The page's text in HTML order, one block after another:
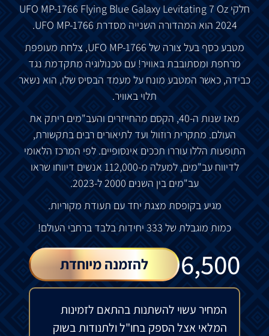
חלקי UFO MP-1766 Flying Blue Galaxy Levitating 7 Oz
2024 הוא המהדורה השנייה מסדרת
מטבעכסף בעל צורה של צלחת מעופפת
מרחפת ומסתובבתבאוויר! עם טכנולוגיה מתקדמת נגד
כבידה, כאשר המטבע מונח על מעמד הבסיס שלו, הוא נשאר
תלוי באוויר.
מאז שנות ה-40, הקסם מהחייזרים והעב"מים ריתק את
העולם. מתקריתרוזוול ועד לתיאורים רבים בתקשורת,
התופעות הללו עוררו תככים אינסופיים.לפי המרכז הלאומי
לדיווח עב"מים,למעלה מ-112,000 אנשים דיווחו שראו
עב"מים בין השנים ל-2023.
מגיעבקופסת מצגת יחד עם תעודת מקוריות.
כמות מוגבלת של יחידותבלבד ברחבי העולם!
6,500
₪ להזמנה מיוחדת
המחיר עשוי להשתנות בהתאם לזמינות
המלאי אצל הספק בחו"ל ולתנודות בשוק